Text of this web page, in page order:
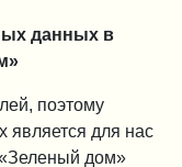
данных в
поэтому
является для нас
дом»